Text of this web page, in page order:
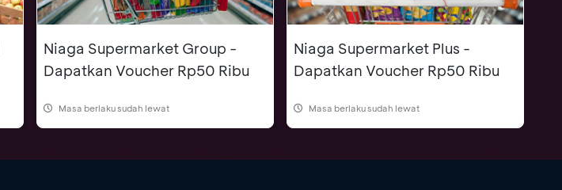
Niaga Supermarket Group -
Dapatkan Voucher Rp50 Ribu
Masa berlaku sudah lewat
Niaga Supermarket Plus -
Dapatkan Voucher Rp50 Ribu
Masa berlaku sudah lewat